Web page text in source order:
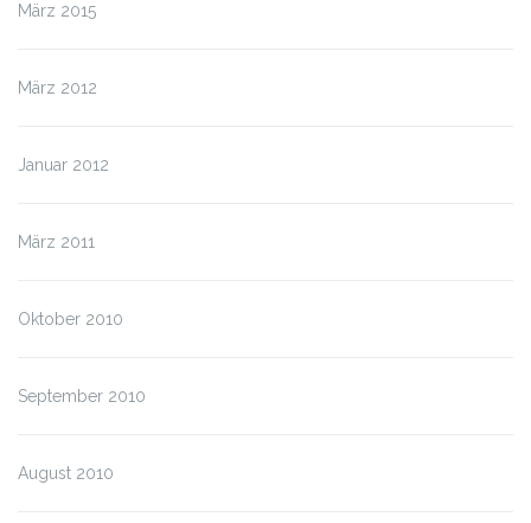
März 2015
März 2012
Januar 2012
März 2011
Oktober 2010
September 2010
August 2010